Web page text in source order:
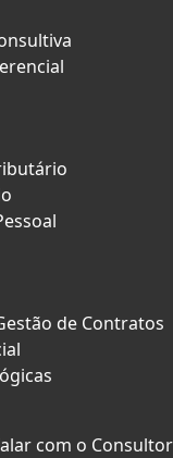
de Contratos
com o Consultor